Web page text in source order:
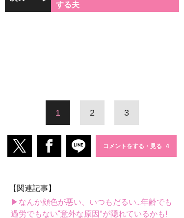
する夫
1 2 3
コメントをする・見る
【関連記事】
▶なんか顔色が悪い、いつもだるい...年齢でも
過労でもない“意外な原因”が隠れているかも!